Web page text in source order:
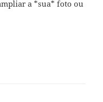
a *sua* foto ou